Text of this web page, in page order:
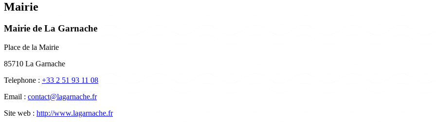
Mairie
Mairie de La Garnache
Place de la Mairie
85710 La Garnache
Telephone : +33 2 51 93 11 08
Email : contact@lagarnache.fr
Site web : http://www.lagarnache.fr